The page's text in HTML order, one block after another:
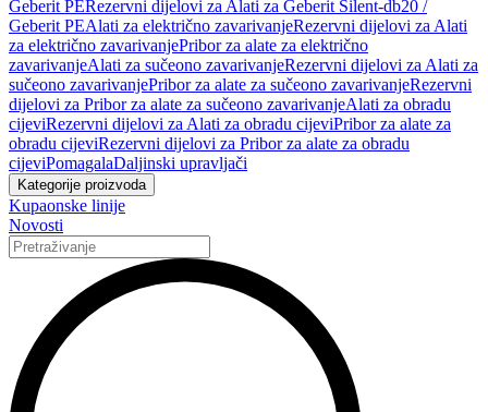
Geberit PERezervni dijelovi za Alati za Geberit Silent-db20 /
Geberit PEAlati za električno zavarivanjeRezervni dijelovi za Alati
za električno zavarivanjePribor za alate za električno
zavarivanjeAlati za sučeono zavarivanjeRezervni dijelovi za Alati za
sučeono zavarivanjePribor za alate za sučeono zavarivanjeRezervni
dijelovi za Pribor za alate za sučeono zavarivanjeAlati za obradu
cijeviRezervni dijelovi za Alati za obradu cijeviPribor za alate za
obradu cijeviRezervni dijelovi za Pribor za alate za obradu
cijeviPomagalaDaljinski upravljači
Kategorije proizvoda
Kupaonske linije
Novosti